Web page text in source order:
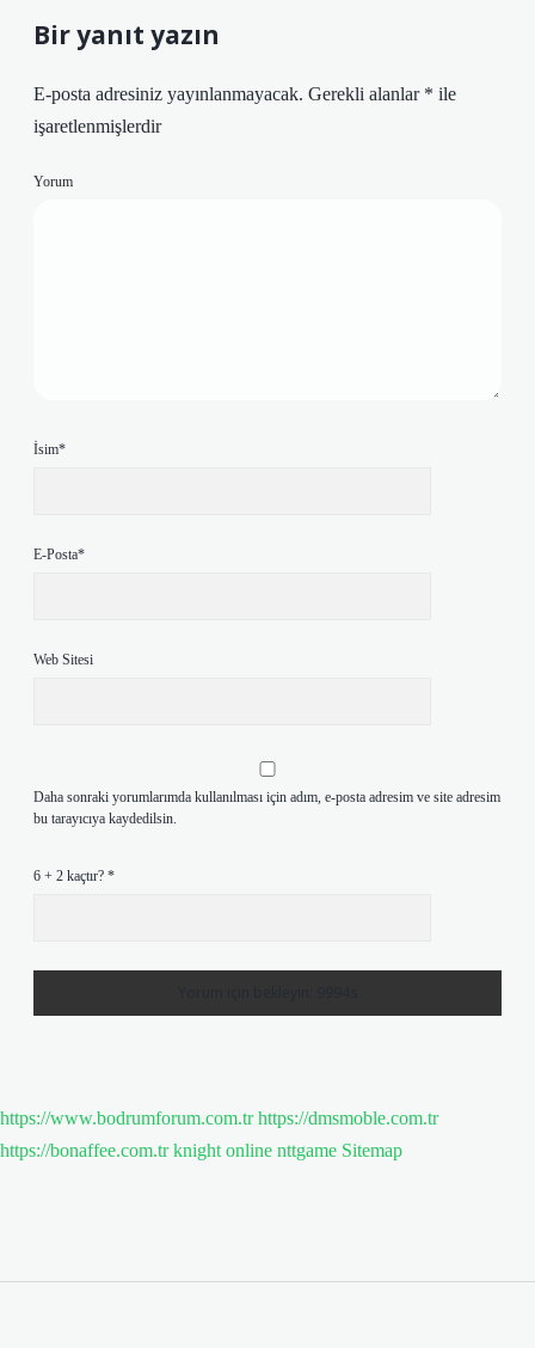
Bir yanıt yazın
E-posta adresiniz yayınlanmayacak. Gerekli alanlar * ile
işaretlenmişlerdir
Yorum
İsim*
E-Posta*
Web Sitesi
Daha sonraki yorumlarımda kullanılması için adım, e-posta adresim ve site adresim
bu tarayıcıya kaydedilsin.
6 + 2 kaçtır? *
https://www.bodrumforum.com.tr https://dmsmoble.com.tr
https://bonaffee.com.tr knight online nttgame Sitemap